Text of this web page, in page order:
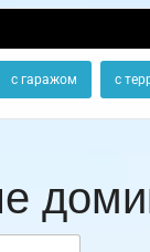
с гаражом с